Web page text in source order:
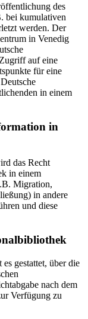
des
bei kumulativen
werden. Der
in Venedig
auf eine
für eine
in einem
in
das Recht
in einem
Migration,
in andere
und diese
gestattet, über die
nach dem
Verfügung zu